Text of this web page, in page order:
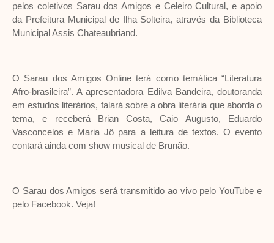
pelos coletivos Sarau dos Amigos e Celeiro Cultural, e apoio
da Prefeitura Municipal de Ilha Solteira, através da Biblioteca
Municipal Assis Chateaubriand.
O Sarau dos Amigos Online terá como temática “Literatura
Afro-brasileira”. A apresentadora Edilva Bandeira, doutoranda
em estudos literários, falará sobre a obra literária que aborda o
tema, e receberá Brian Costa, Caio Augusto, Eduardo
Vasconcelos e Maria Jô para a leitura de textos. O evento
contará ainda com show musical de Brunão.
O Sarau dos Amigos será transmitido ao vivo pelo YouTube e
pelo Facebook. Veja!